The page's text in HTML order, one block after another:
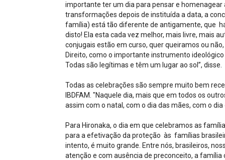
IBDFAM Educacional
importante ter um dia para pensar e
transformações depois de instituída a data, a
família) está tão diferente de antigamente, que
disto! Ela esta cada vez melhor, mais livre, mais
conjugais estão em curso, quer queiramos ou
Direito, como o importante instrumento
Todas são legítimas e têm um lugar ao sol”, disse.
Todas as celebrações são sempre muito bem
IBDFAM. "Naquele dia, mais que em todos os
assim com o natal, com o dia das mães, com o
Para Hironaka, o dia em que celebramos as
para a efetivação da proteção às famílias
intento, é muito grande. Entre nós, brasileiros,
atenção e com ausência de preconceito, a família